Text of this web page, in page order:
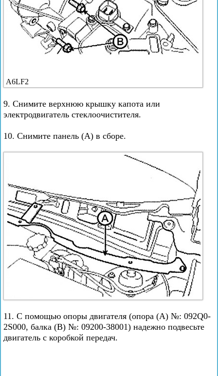
A6LF2
9. Снимите верхнюю крышку капота или
электродвигатель стеклоочистителя.
10. Снимите панель (А) в сборе.
11. С помощью опоры двигателя (опора (А) №: 092Q0-
2S000, балка (В) №: 09200-38001) надежно подвесьте
двигатель с коробкой передач.